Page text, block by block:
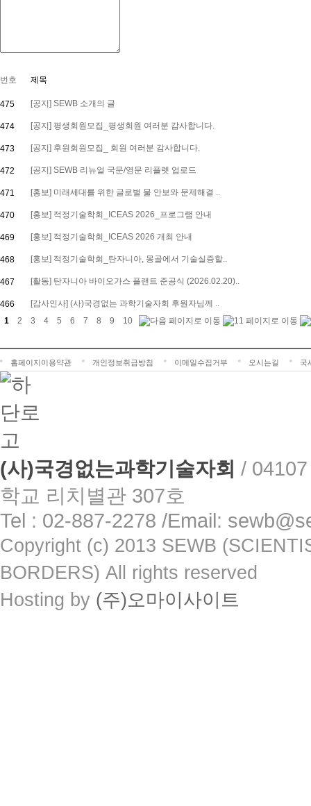
번호 제목
475 [공지] SEWB 소개의 글
474 [공지] 평생회원모집_평생회원 여러분 감사합니다.
473 [공지] 후원회원모집_ 회원 여러분 감사합니다.
472 [공지] SEWB 리뉴얼 국문/영문 리플렛 업로드
471 [홍보] 미래세대를 위한 글로벌 물 안보와 문제해결 ..
470 [홍보] 적정기술학회_ICEAS 2026_프로그램 안내
469 [홍보] 적정기술학회_ICEAS 2026 개최 안내
468 [홍보] 적정기술학회_탄자니아, 몽골에서 기술실증할..
467 [활동] 탄자니아 바이오가스 플랜트 준공식 (2026.02.20)..
466
[감사인사] (사)국경없는 과학기술자회 후원자님께 ..
1
2 3 4 5 6 7 8 9 10
홈페이지이용약관 개인정보취급방침 이메일수집거부 오시는길 국
(사)국경없는과학기술자회 /
학교 리치별관 307호
Tel : 02-887-2278 /Email:
Copyright (c) 2013 SEWB
BORDERS) All rights reserved
Hosting by (주)오마이사이트